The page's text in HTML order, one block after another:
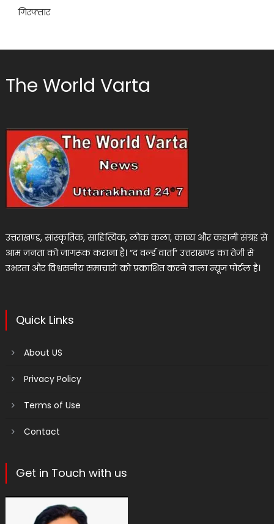
गिरफ्तार
The World Varta
उत्तराखण्ड, सांस्कृतिक, साहित्यिक, लोक कला, काव्य और कहानी संग्रह से
आम जनता को जागरूक कराना है। “द वर्ल्ड वार्ता” उत्तराखण्ड का तेजी से
उभरता और विश्वसनीय समाचारों को प्रकाशित करने वाला न्यूज पोर्टल है।
Quick Links
About US
Privacy Policy
Terms of Use
Contact
Get in Touch with us